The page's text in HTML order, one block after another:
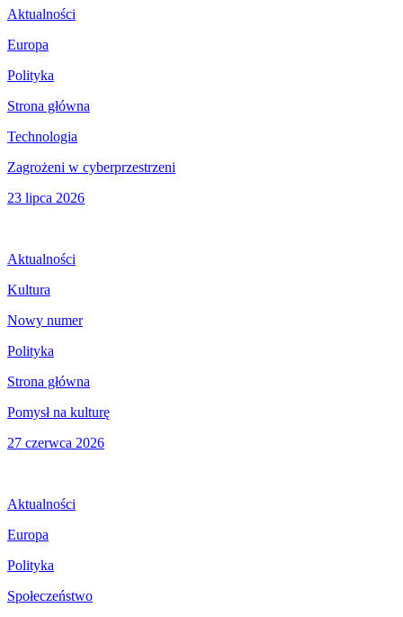
Aktualności
Europa
Polityka
Strona główna
Technologia
Zagrożeni w cyberprzestrzeni
23 lipca 2026
Aktualności
Kultura
Nowy numer
Polityka
Strona główna
Pomysł na kulturę
27 czerwca 2026
Aktualności
Europa
Polityka
Społeczeństwo